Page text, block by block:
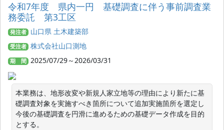
令和7年度 県内一円 基礎調査に伴う事前調査業
務委託 第3工区
発注者 山口県 土木建築部
受注者 株式会社山口測地
期 間 2025/07/29～2026/03/31
本業務は、地形改変や新規人家立地等の理由により新たに基
礎調査対象を実施すべき箇所について追加実施箇所を選定し
今後の基礎調査を円滑に進めるための基礎データ作成を目的
とする。